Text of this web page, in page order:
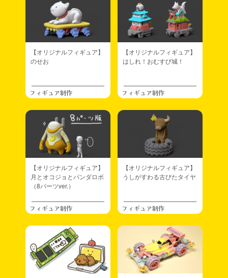
【オリジナルフィギュア】
のせお
フィギュア制作
【オリジナルフィギュア】
はしれ！おむすび城！
フィギュア制作
【オリジナルフィギュア】
月とオコジョとパンダロボ
（8パーツver.）
フィギュア制作
【オリジナルフィギュア】
うしがすわる古びたタイヤ
フィギュア制作